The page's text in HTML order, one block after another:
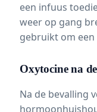
een infuus
weer op gang
gebruikt om
Oxytocine na
Na de bevalling